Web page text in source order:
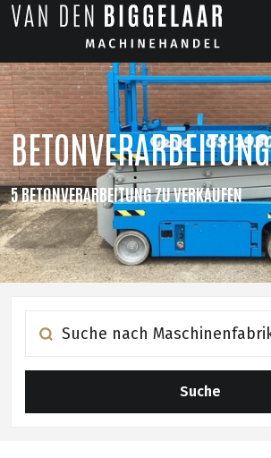
BETONVERARBEITUNG
5 BETONVERARBEITUNG ZU VERKAUFEN